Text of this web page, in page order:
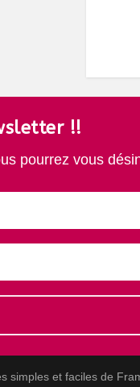
!!
pourrez vous
simples et faciles de